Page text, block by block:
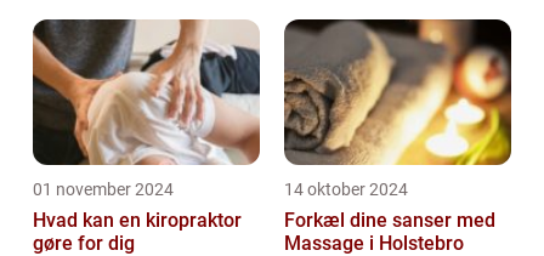
01 november 2024
Hvad kan en kiropraktor
gøre for dig
14 oktober 2024
Forkæl dine sanser med
Massage i Holstebro